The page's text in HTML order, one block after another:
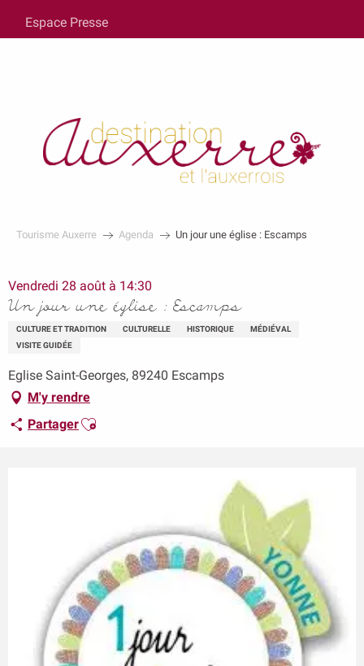
contenu
principal
Espace Presse
Tourisme Auxerre Agenda Un jour une église : Escamps
Vendredi 28 août à 14:30
Un jour une église : Escamps
CULTURE ET TRADITION CULTURELLE HISTORIQUE
MÉDIÉVAL
VISITE GUIDÉE
Eglise Saint-Georges, 89240 Escamps
M'y rendre
PartagerAjouter aux favoris